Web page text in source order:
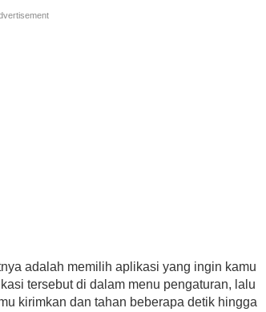
adalah memilih aplikasi yang ingin kamu
tersebut di dalam menu pengaturan, lalu
kirimkan dan tahan beberapa detik hingga